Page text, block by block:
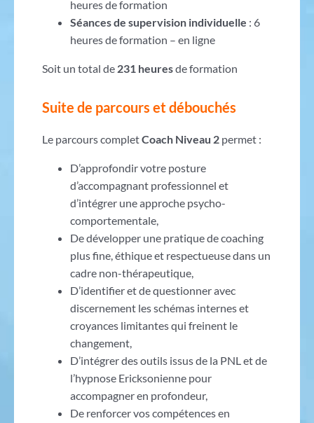
heures de formation
Séances de supervision individuelle : 6
heures de formation – en ligne
Soit un total de 231 heuresde formation
Suite de parcours et débouchés
Le parcours completCoach Niveau 2permet :
D’approfondir votre posture
d’accompagnant professionnel et
d’intégrer une approche psycho-
comportementale,
De développer une pratique de coaching
plus fine, éthique et respectueuse dans un
cadre non-thérapeutique,
D’identifier et de questionner avec
discernement les schémas internes et
croyances limitantes qui freinent le
changement,
D’intégrer des outils issus de la PNL et de
l’hypnose Ericksonienne pour
accompagner en profondeur,
De renforcer vos compétences en